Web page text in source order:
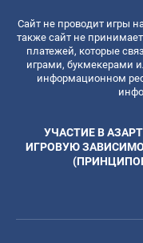
Сайт не проводит игры
также сайт не
платежей, которые
играми, букмекерами
информационном
УЧАСТИЕ В
ИГРОВУЮ